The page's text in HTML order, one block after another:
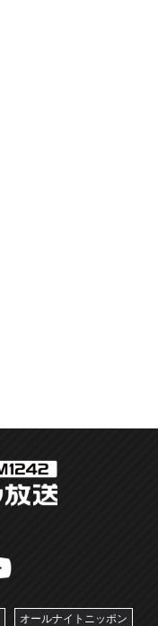
オールナイトニッポン